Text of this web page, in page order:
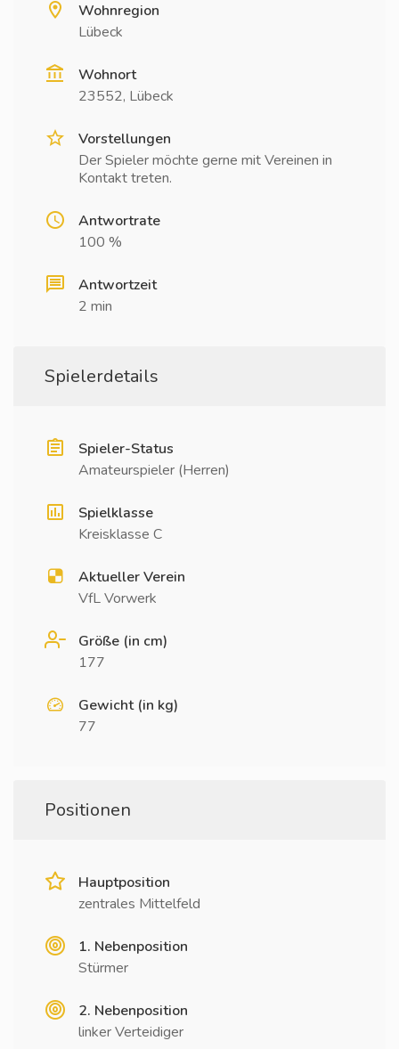
Wohnregion
Lübeck
Wohnort
23552, Lübeck
Vorstellungen
Der Spieler möchte gerne mit Vereinen in
Kontakt treten.
Antwortrate
100 %
Antwortzeit
2 min
Spielerdetails
Spieler-Status
Amateurspieler (Herren)
Spielklasse
Kreisklasse C
Aktueller Verein
VfL Vorwerk
Größe (in cm)
177
Gewicht (in kg)
77
Positionen
Hauptposition
zentrales Mittelfeld
1. Nebenposition
Stürmer
2. Nebenposition
linker Verteidiger